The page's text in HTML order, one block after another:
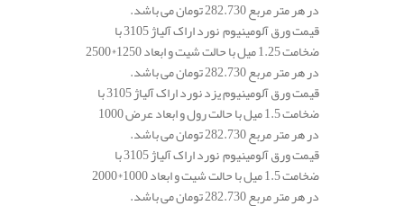
در هر متر مربع 282.730 تومان می باشد.
قیمت ورق آلومینیوم نورد اراک آلیاژ 3105 با
ضخامت 1.25 میل با حالت شیت و ابعاد 1250*2500
در هر متر مربع 282.730 تومان می باشد.
قیمت ورق آلومینیوم یزد نورد اراک آلیاژ 3105 با
ضخامت 1.5 میل با حالت رول و ابعاد عرض 1000
در هر متر مربع 282.730 تومان می باشد.
قیمت ورق آلومینیوم نورد اراک آلیاژ 3105 با
ضخامت 1.5 میل با حالت شیت و ابعاد 1000*2000
در هر متر مربع 282.730 تومان می باشد.